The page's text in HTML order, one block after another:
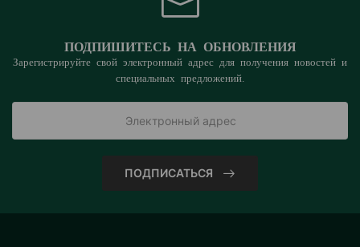
ПОДПИШИТЕСЬ НА ОБНОВЛЕНИЯ
Зарегистрируйте свой электронный адрес для получения новостей и
специальных предложений.
ПОДПИСАТЬСЯ